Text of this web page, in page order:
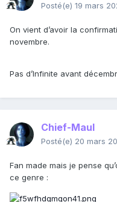
Posté(e) 19 mars
On vient d’avoir la
novembre.
Pas d’Infinite avant
Chief-Maul
Posté(e) 20 mars
Fan made mais je pense
ce genre :